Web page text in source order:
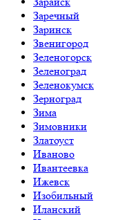
Заречный
Заринск
Звенигород
Зеленогорск
Зеленоград
Зеленокумск
Зерноград
Зима
Зимовники
Златоуст
Иваново
Ивантеевка
Ижевск
Изобильный
Иланский